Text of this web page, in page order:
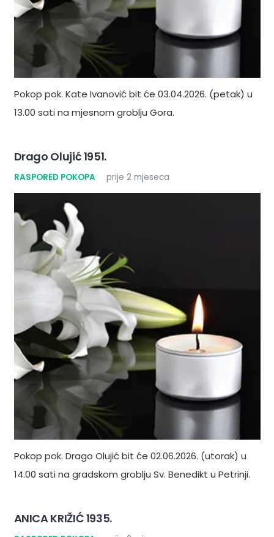
Pokop pok. Kate Ivanović bit će 03.04.2026. (petak) u
13.00 sati na mjesnom groblju Gora.
Drago Olujić 1951.
RASPORED POKOPA prije 2 mjeseca
Pokop pok. Drago Olujić bit će 02.06.2026. (utorak) u
14.00 sati na gradskom groblju Sv. Benedikt u Petrinji.
ANICA KRIŽIĆ 1935.